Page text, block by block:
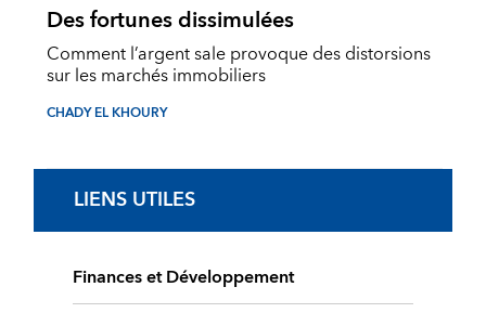
Des fortunes dissimulées
Comment l’argent sale provoque des distorsions
sur les marchés immobiliers
CHADY EL KHOURY
LIENS UTILES
Finances et Développement